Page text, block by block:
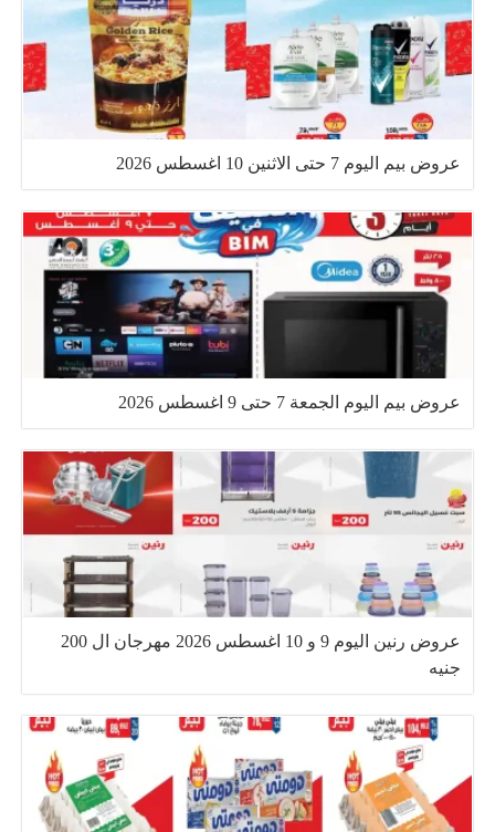
عروض بيم اليوم 7 حتى الاثنين 10 اغسطس 2026
عروض بيم اليوم الجمعة 7 حتى 9 اغسطس 2026
عروض رنين اليوم 9 و 10 اغسطس 2026 مهرجان ال 200
جنيه